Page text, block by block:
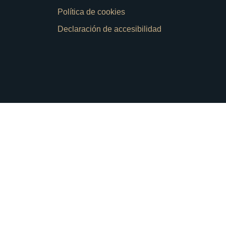
Política de cookies
Declaración de accesibilidad